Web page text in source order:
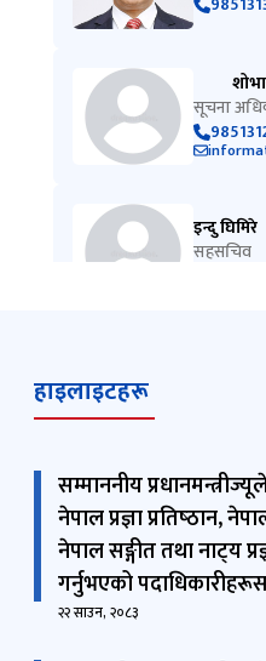
सूचना
इन्दु घिमिरे
सहसचिव
हाइलाइटहरू
सम्माननीय
नेपाल प्रज्ञा प्रतिष्‍ठान,
नेपाल सङ्गीत तथा नाट्‍य
गर्नुभएको
२२ साउन, २०८३